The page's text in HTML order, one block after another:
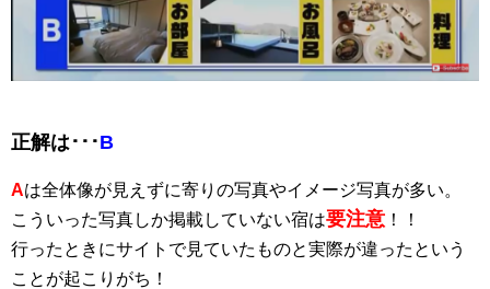
正解は･･･B
Aは全体像が見えずに寄りの写真やイメージ写真が多い。
こういった写真しか掲載していない宿は要注意 ！！
行ったときにサイトで見ていたものと実際が違ったという
ことが起こりがち！